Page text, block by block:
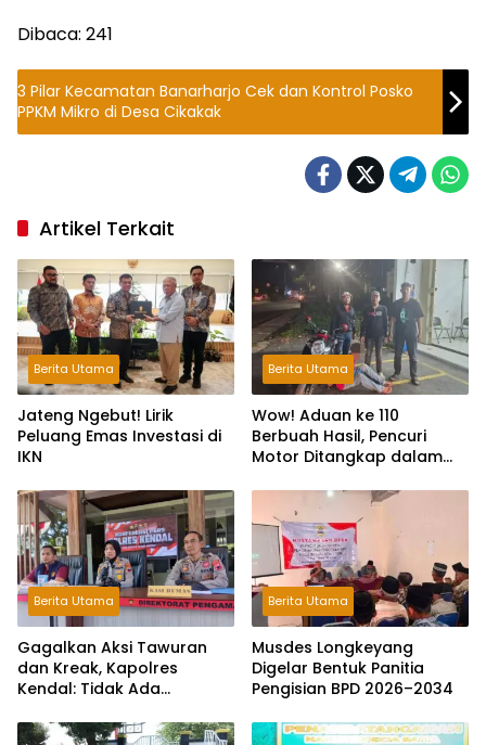
Dibaca: 241
3 Pilar Kecamatan Banarharjo Cek dan Kontrol Posko
PPKM Mikro di Desa Cikakak
Artikel Terkait
Berita Utama
Jateng Ngebut! Lirik
Peluang Emas Investasi di
IKN
Berita Utama
Wow! Aduan ke 110
Berbuah Hasil, Pencuri
Motor Ditangkap dalam
Berita Utama
Gagalkan Aksi Tawuran
dan Kreak, Kapolres
Kendal: Tidak Ada
Pelaku Kejahatan Jalanan
Berita Utama
Musdes Longkeyang
Digelar Bentuk Panitia
Pengisian BPD 2026–2034